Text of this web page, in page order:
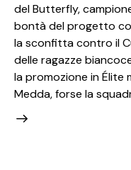
del Butterfly,
bontà del progetto
la sconfitta contro il
delle ragazze
la promozione in Élite
Medda, forse la